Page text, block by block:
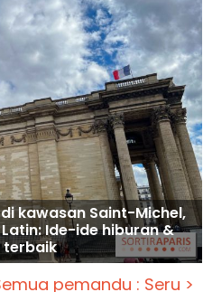
kawasan Saint-Michel,
Ide-ide hiburan &
pemandu : Seru >